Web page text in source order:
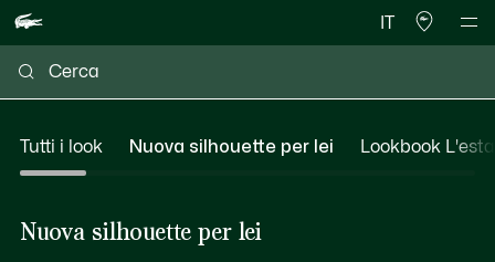
IT
Tutti i look Nuova silhouette per lei Lookbook
Nuova silhouette per lei